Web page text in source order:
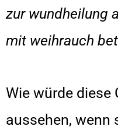
zur wundheilung
mit weihrauch
Wie würde diese
aussehen, wenn